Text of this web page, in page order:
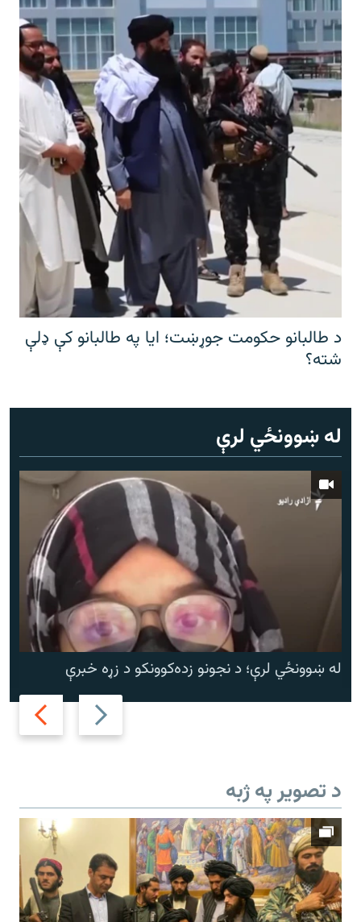
د طالبانو حکومت جوړښت؛ ایا په طالبانو کې ډلې
شته؟
له ښوونځي لرې
Previous
slide
Next
slide
له ښوونځي لرې؛ د نجونو زده‌کوونکو د زړه خبرې
د تصویر په ژبه